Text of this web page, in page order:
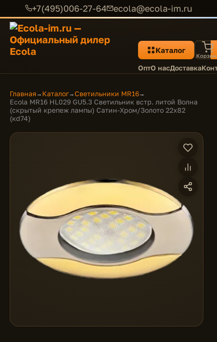
+7(495)006-27-64 ecola@ecola-im.ru
Каталог
ОптО насДоставка
Главная → Каталог→Светильники MR16→
Ecola MR16 HL029 GU5.3 Светильник встр. литой Волна
(скрытый крепеж лампы) Сатин-Хром/Золото 22x82
(кd74)